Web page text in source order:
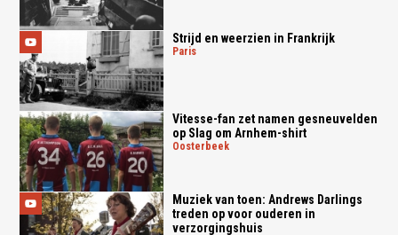
Strijd en weerzien in Frankrijk
paris
Vitesse-fan zet namen gesneuvelden
op Slag om Arnhem-shirt
oosterbeek
Muziek van toen: Andrews Darlings
treden op voor ouderen in
verzorgingshuis